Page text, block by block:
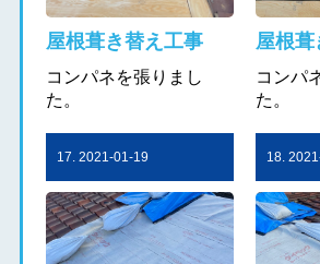
屋根葺き替え工事
コンパネを張りまし
た。
屋根
コンパ
た。
17. 2021-01-19 18.